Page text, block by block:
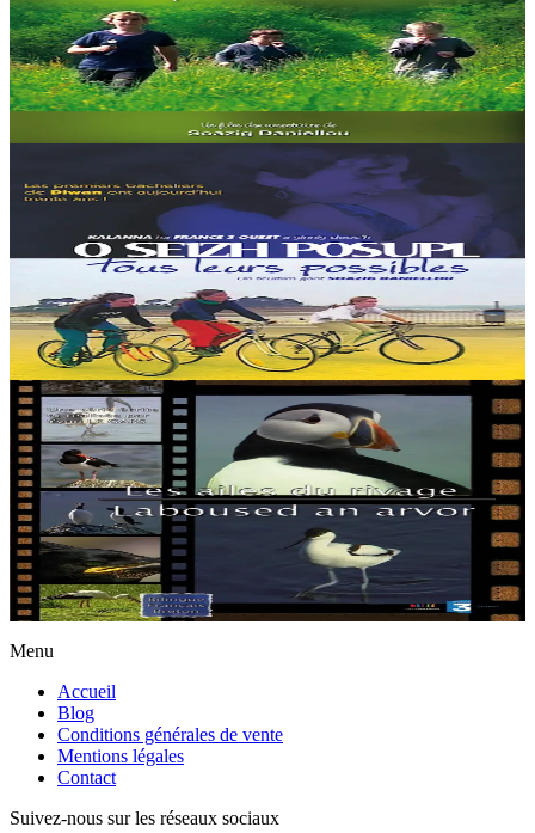
Dans les années 50, la transmission familiale du breton a été
interrompue. Une génération a choisi de bercer ses enfants avec de
nouveaux sons. Même à la...
En stock15,00 €
Tous leurs possibles
En 1997 l'association Diwan présentait au baccalauréat les premiers
élèves à avoir effectué toute leur scolarité en breton. Aujourd'hui
Alan, Bleuenn, Maela et...
En stock15,00 €
Voir
Acheter
8 ans et plus
Épuisé
France 3 Ouest / JPL Films
Les Ailes du rivage
Ce DVD présente, au travers de belles images et de scènes
étonnantes de leur vie intime, 41 espèces d’oiseaux qui présentent le
littoral Manche-Atlantique....
Épuisé
Menu
Accueil
Blog
Conditions générales de vente
Mentions légales
Contact
Suivez-nous sur les réseaux sociaux